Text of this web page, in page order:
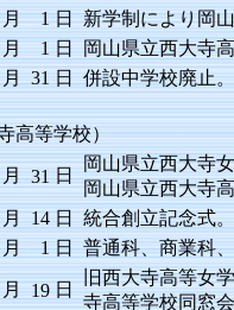
月 1 日 新学制により岡
月 1 日 岡山県立西大寺
月 31 日 併設中学校廃止。
高等学校）
月 31 日
岡山県立西大寺
岡山県立西大寺
月 14 日 統合創立記念式。
月 1 日 普通科、商業科
月 19 日
旧西大寺高等女
寺高等学校同窓